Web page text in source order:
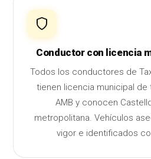
Conductor con licencia
Todos los conductores de
tienen licencia municipal de
AMB y conocen
metropolitana. Vehículos
vigor e identificados